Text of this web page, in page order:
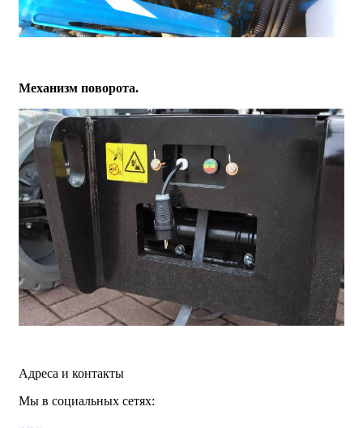
Механизм поворота.
Адреса и контакты
Мы в социальных сетях: